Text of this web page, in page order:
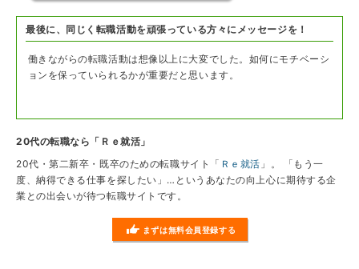
最後に、同じく転職活動を頑張っている方々にメッセージを！
働きながらの転職活動は想像以上に大変でした。如何にモチベーシ
ョンを保っていられるかが重要だと思います。
20代の転職なら「Ｒｅ就活」
20代・第二新卒・既卒のための転職サイト「 Ｒｅ就活 」。 「もう一
度、納得できる仕事を探したい」…というあなたの向上心に期待する企
業との出会いが待つ転職サイトです。
まずは無料会員登録する